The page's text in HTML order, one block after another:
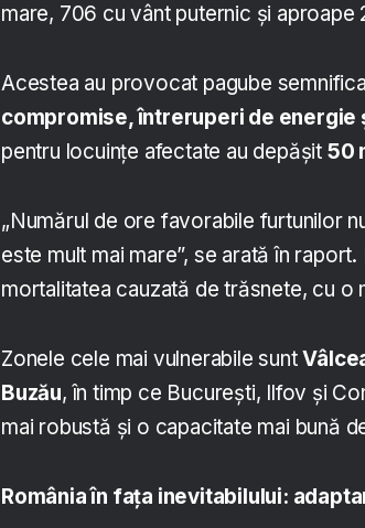
mare, 706 cu vânt puternic și aproape
Acestea au provocat pagube
compromise, întreruperi de energie
pentru locuințe afectate au depășit 50
„Numărul de ore favorabile furtunilor
este mult mai mare”, se arată în
mortalitatea cauzată de trăsnete, cu o
Zonele cele mai vulnerabile sunt
Buzău, în timp ce București, Ilfov și
mai robustă și o capacitate mai bună
România în fața inevitabilului: